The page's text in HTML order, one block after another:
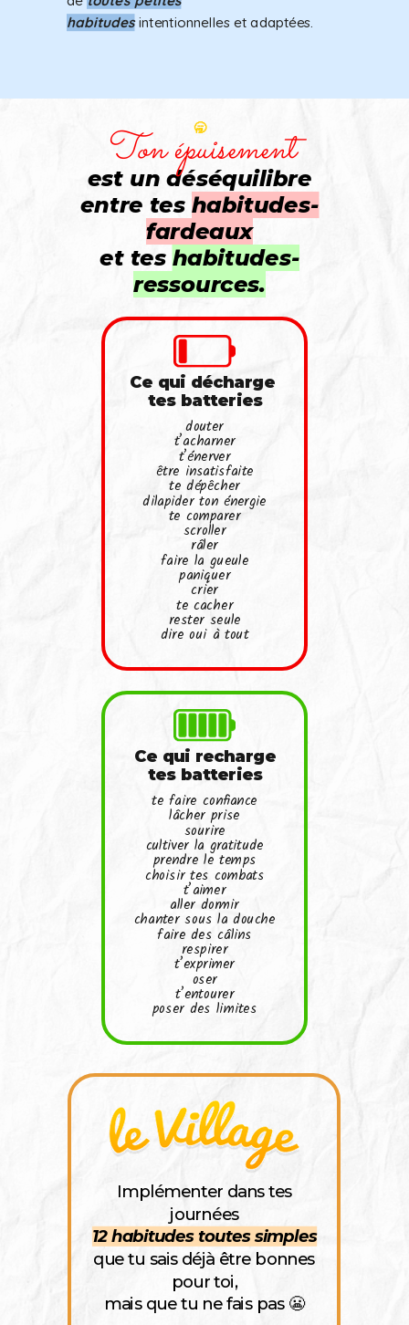
habitudesintentionnelles et adaptées.
est un déséquilibre
entre tes habitudes-
fardeaux
et tes habitudes-
ressources.
Ton épuisement
🥱
Ce qui décharge
tes batteries
douter
t’acharner
t’énerver
être insatisfaite
te dépêcher
dilapider ton énergie
te comparer
scroller
râler
faire la gueule
paniquer
crier
te cacher
rester seule
dire oui à tout
Ce qui recharge
tes batteries
te faire confiance
lâcher prise
sourire
cultiver la gratitude
prendre le temps
choisir tes combats
t’aimer
aller dormir
chanter sous la douche
faire des câlins
respirer
t’exprimer
oser
t’entourer
poser des limites
Implémenter dans tes
journées
12 habitudes toutes simples
que tu sais déjà être bonnes
pour toi,
mais que tu ne fais pas 😬